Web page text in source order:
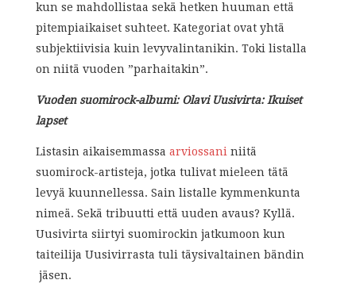
kun se mahdollistaa sekä hetken huuman että
pitempiaikaiset suhteet. Kategoriat ovat yhtä
subjektiivisia kuin levyvalintanikin. Toki listalla
on niitä vuoden ”parhaitakin”.
Vuoden suomirock-albumi: Olavi Uusivirta: Ikuiset
lapset
Listasin aikaisemmassa arviossani niitä
suomirock-artisteja, jotka tulivat mieleen tätä
levyä kuunnellessa. Sain listalle kymmenkunta
nimeä. Sekä tribuutti että uuden avaus? Kyllä.
Uusivirta siirtyi suomirockin jatkumoon kun
taiteilija Uusivirrasta tuli täysivaltainen bändin
jäsen.